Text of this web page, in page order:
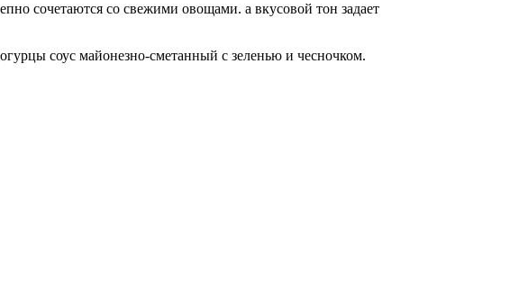
сочетаются со свежими овощами. а вкусовой тон задает
соус майонезно-сметанный с зеленью и чесночком.